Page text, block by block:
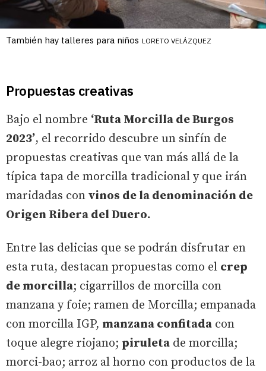
También hay talleres para niños LORETO VELÁZQUEZ
Propuestas creativas
Bajo el nombre ‘Ruta Morcilla de Burgos
2023’, el recorrido descubre un sinfín de
propuestas creativas que van más allá de la
típica tapa de morcilla tradicional y que irán
maridadas con vinos de la denominación de
Origen Ribera del Duero.
Entre las delicias que se podrán disfrutar en
esta ruta, destacan propuestas como el crep
de morcilla; cigarrillos de morcilla con
manzana y foie; ramen de Morcilla; empanada
con morcilla IGP, manzana confitada con
toque alegre riojano; piruleta de morcilla;
morci-bao; arroz al horno con productos de la